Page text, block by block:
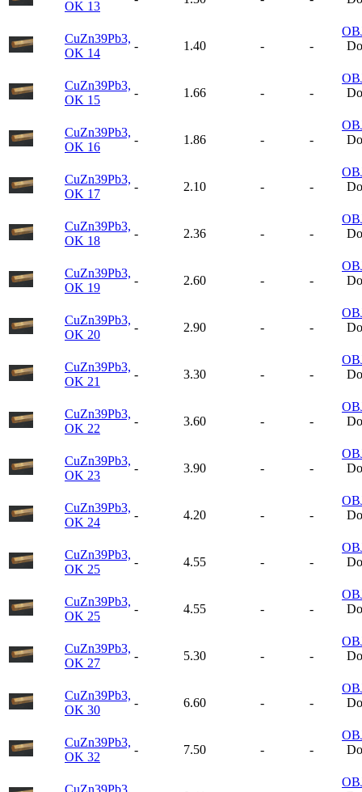
OK 13
CuZn39Pb3,
OK 14
- 1.40 - -
CuZn39Pb3,
OK 15
- 1.66 - -
CuZn39Pb3,
OK 16
- 1.86 - -
CuZn39Pb3,
OK 17
- 2.10 - -
CuZn39Pb3,
OK 18
- 2.36 - -
CuZn39Pb3,
OK 19
- 2.60 - -
CuZn39Pb3,
OK 20
- 2.90 - -
CuZn39Pb3,
OK 21
- 3.30 - -
CuZn39Pb3,
OK 22
- 3.60 - -
CuZn39Pb3,
OK 23
- 3.90 - -
CuZn39Pb3,
OK 24
- 4.20 - -
CuZn39Pb3,
OK 25
- 4.55 - -
CuZn39Pb3,
OK 25
- 4.55 - -
CuZn39Pb3,
OK 27
- 5.30 - -
CuZn39Pb3,
OK 30
- 6.60 - -
CuZn39Pb3,
OK 32
- 7.50 - -
CuZn39Pb3,